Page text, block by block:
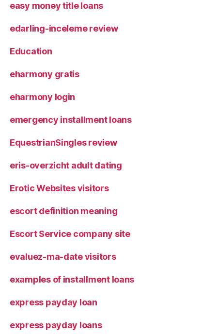
easy money title loans
edarling-inceleme review
Education
eharmony gratis
eharmony login
emergency installment loans
EquestrianSingles review
eris-overzicht adult dating
Erotic Websites visitors
escort definition meaning
Escort Service company site
evaluez-ma-date visitors
examples of installment loans
express payday loan
express payday loans